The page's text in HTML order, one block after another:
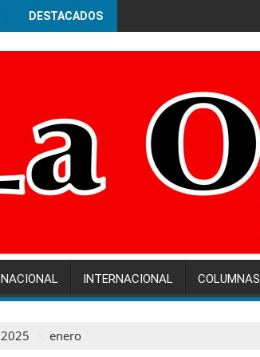
DESTACADOS
NACIONAL INTERNACIONAL COLUMNAS
2025 enero